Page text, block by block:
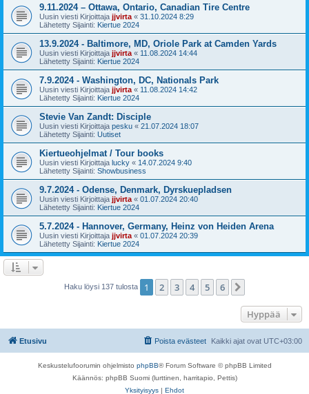
9.11.2024 – Ottawa, Ontario, Canadian Tire Centre
Uusin viesti Kirjoittaja jjvirta « 31.10.2024 8:29
Lähetetty Sijainti: Kiertue 2024
13.9.2024 - Baltimore, MD, Oriole Park at Camden Yards
Uusin viesti Kirjoittaja jjvirta « 11.08.2024 14:44
Lähetetty Sijainti: Kiertue 2024
7.9.2024 - Washington, DC, Nationals Park
Uusin viesti Kirjoittaja jjvirta « 11.08.2024 14:42
Lähetetty Sijainti: Kiertue 2024
Stevie Van Zandt: Disciple
Uusin viesti Kirjoittaja pesku « 21.07.2024 18:07
Lähetetty Sijainti: Uutiset
Kiertueohjelmat / Tour books
Uusin viesti Kirjoittaja lucky « 14.07.2024 9:40
Lähetetty Sijainti: Showbusiness
9.7.2024 - Odense, Denmark, Dyrskuepladsen
Uusin viesti Kirjoittaja jjvirta « 01.07.2024 20:40
Lähetetty Sijainti: Kiertue 2024
5.7.2024 - Hannover, Germany, Heinz von Heiden Arena
Uusin viesti Kirjoittaja jjvirta « 01.07.2024 20:39
Lähetetty Sijainti: Kiertue 2024
Haku löysi 137 tulosta 1 2 3 4 5 6
Hyppää
Etusivu Kaikki ajat ovat UTC+03:00
Poista evästeet
Keskustelufoorumin ohjelmisto phpBB® Forum Software © phpBB Limited
Käännös: phpBB Suomi (lurttinen, harritapio, Pettis)
Yksityisyys | Ehdot